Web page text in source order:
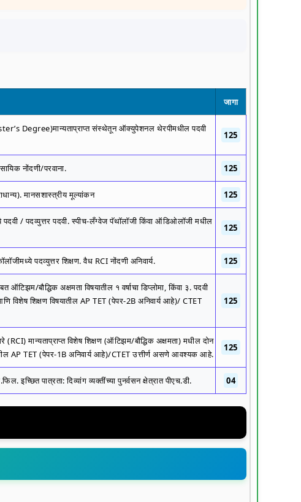
जागा
Degree)मान्यताप्राप्त संस्थेतून ऑक्युपेशनल थेरपीमधील पदवी
125
नोंदणी/परवाना. 125
मानसशास्त्रीय मूल्यांकन 125
/ पदव्युत्तर पदवी. स्पीच-लँग्वेज पॅथॉलॉजी किंवा ऑडिओलॉजी मधील
125
पदव्युत्तर शिक्षण. वैध RCI नोंदणी अनिवार्य. 125
बौद्धिक अक्षमता विषयातील १ वर्षाचा डिप्लोमा, किंवा ३. पदवी
विशेष शिक्षण विषयातील AP TET (पेपर-2B अनिवार्य आहे)/ CTET
125
मान्यताप्राप्त विशेष शिक्षण (ऑटिझम/बौद्धिक अक्षमता) मधील दोन
AP TET (पेपर-1B अनिवार्य आहे)/CTET उत्तीर्ण असणे आवश्यक आहे.
125
इच्छित पात्रता: दिव्यांग व्यक्तींच्या पुनर्वसन क्षेत्रात पीएच.डी. 04